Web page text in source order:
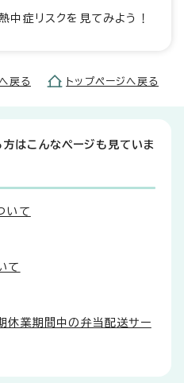
中症リスクを見てみよう！
戻る トップページへ戻る
はこんなページも見ていま
いて
て
休業期間中の弁当配送サー